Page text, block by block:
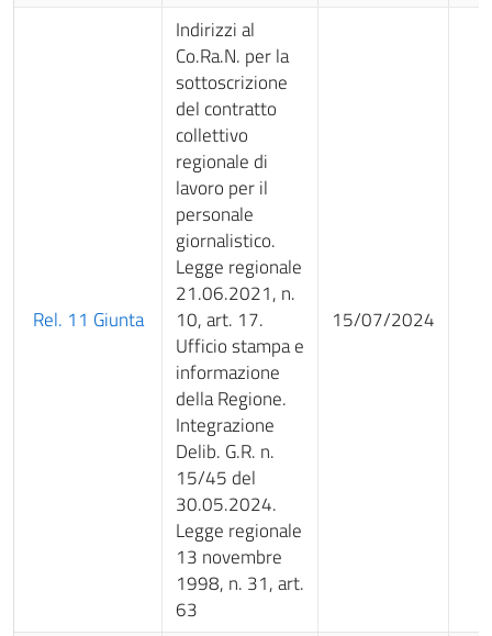
Rel. 11 Giunta
Indirizzi al
Co.Ra.N. per la
sottoscrizione
del contratto
collettivo
regionale di
lavoro per il
personale
giornalistico.
Legge regionale
21.06.2021, n.
10, art. 17.
Ufficio stampa e
informazione
della Regione.
Integrazione
Delib. G.R. n.
15/45 del
30.05.2024.
Legge regionale
13 novembre
1998, n. 31, art.
63
15/07/2024